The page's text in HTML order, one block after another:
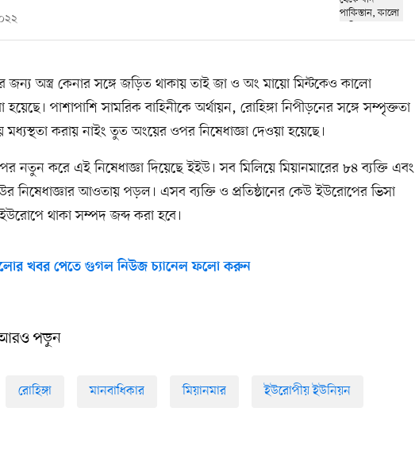
জন্য অস্ত্র কেনার সঙ্গে জড়িত থাকায় তাই জা ও অং মায়ো মিন্টকেও কালো
পাশাপাশি সামরিক বাহিনীকে অর্থায়ন, রোহিঙ্গা নিপীড়নের সঙ্গে সম্পৃক্ততা
মধ্যস্থতা করায় নাইং তুত অংয়ের ওপর নিষেধাজ্ঞা দেওয়া হয়েছে।
নতুন করে এই নিষেধাজ্ঞা দিয়েছে ইইউ। সব মিলিয়ে মিয়ানমারের ৮৪ ব্যক্তি এবং
নিষেধাজ্ঞার আওতায় পড়ল। এসব ব্যক্তি ও প্রতিষ্ঠানের কেউ ইউরোপের ভিসা
থাকা সম্পদ জব্দ করা হবে।
খবর পেতে গুগল নিউজ চ্যানেল ফলো করুন
পড়ুন
রোহিঙ্গা মানবাধিকার মিয়ানমার ইউরোপীয় ইউনিয়ন